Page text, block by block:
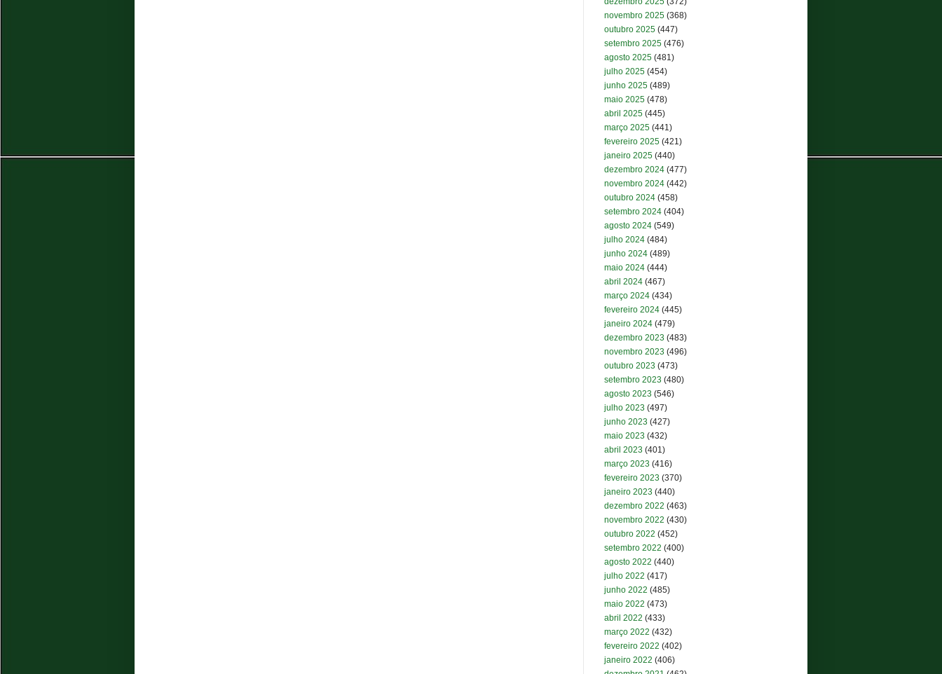
novembro 2025 (368)
outubro 2025 (447)
setembro 2025 (476)
agosto 2025 (481)
julho 2025 (454)
junho 2025 (489)
maio 2025 (478)
abril 2025 (445)
março 2025 (441)
fevereiro 2025 (421)
janeiro 2025 (440)
dezembro 2024 (477)
novembro 2024 (442)
outubro 2024 (458)
setembro 2024 (404)
agosto 2024 (549)
julho 2024 (484)
junho 2024 (489)
maio 2024 (444)
abril 2024 (467)
março 2024 (434)
fevereiro 2024 (445)
janeiro 2024 (479)
dezembro 2023 (483)
novembro 2023 (496)
outubro 2023 (473)
setembro 2023 (480)
agosto 2023 (546)
julho 2023 (497)
junho 2023 (427)
maio 2023 (432)
abril 2023 (401)
março 2023 (416)
fevereiro 2023 (370)
janeiro 2023 (440)
dezembro 2022 (463)
novembro 2022 (430)
outubro 2022 (452)
setembro 2022 (400)
agosto 2022 (440)
julho 2022 (417)
junho 2022 (485)
maio 2022 (473)
abril 2022 (433)
março 2022 (432)
fevereiro 2022 (402)
janeiro 2022 (406)